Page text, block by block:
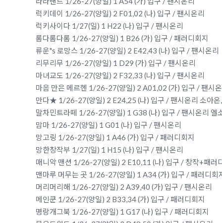
럭키데이 1/26-27(양일) 2 F01,02 (나) 입구 / 팬시온리
럭키사이다 1/27(일) 1 H22 (나) 입구 / 팬시온리
롬다롬다롬 1/26-27(양일) 1 B26 (가) 입구 / 패러디회지
류운"s 로망스 1/26-27(양일) 2 E42,43 (나) 입구 / 팬시온리
리무리무 1/26-27(양일) 1 D29 (가) 입구 / 팬시온리
마녀교도 1/26-27(양일) 2 F32,33 (나) 입구 / 팬시온리
마음 만은 메르헨 1/26-27(양일) 2 A01,02 (가) 입구 / 팬시
만다★ 1/26-27(양일) 2 E24,25 (나) 입구 / 팬시온리 소아온
말차민트라떼 1/26-27(양일) 1 G38 (나) 입구 / 팬시온리 엘
맘마 1/26-27(양일) 1 G01 (나) 입구 / 팬시온리
망고링 1/26-27(양일) 1 A46 (가) 입구 / 패러디회지
망한창작부 1/27(일) 1 H15 (나) 입구 / 팬시온리
매니악 맨션 1/26-27(양일) 2 E10,11 (나) 입구 / 창작+패러
맨마루 머무는 곳 1/26-27(양일) 1 A34 (가) 입구 / 패러디
머리머리해 1/26-27(양일) 2 A39,40 (가) 입구 / 팬시온리
메인쿤 1/26-27(양일) 2 B33,34 (가) 입구 / 패러디회지
명랑개그북 1/26-27(양일) 1 G17 (나) 입구 / 패러디회지